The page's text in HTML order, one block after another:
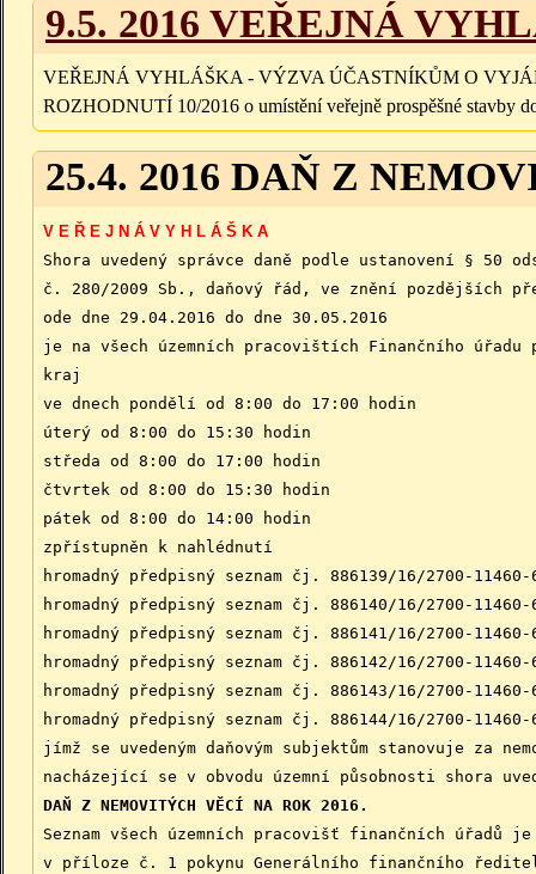
9.5. 2016 VEŘEJNÁ
VEŘEJNÁ VYHLÁŠKA - VÝZVA ÚČASTNÍKŮM O
ROZHODNUTÍ 10/2016 o umístění veřejně prospěšné stavby
25.4. 2016 DAŇ Z
V E Ř E J N Á V Y H L Á Š K A
Shora uvedený správce daně podle ustanovení § 50
č. 280/2009 Sb., daňový řád, ve znění pozdějších
ode dne 29.04.2016 do dne 30.05.2016
je na všech územních pracovištích Finančního úřadu
kraj
ve dnech pondělí od 8:00 do 17:00 hodin
úterý od 8:00 do 15:30 hodin
středa od 8:00 do 17:00 hodin
čtvrtek od 8:00 do 15:30 hodin
pátek od 8:00 do 14:00 hodin
zpřístupněn k nahlédnutí
hromadný předpisný seznam čj. 886139/16/2700-11460-
hromadný předpisný seznam čj. 886140/16/2700-11460-
hromadný předpisný seznam čj. 886141/16/2700-11460-
hromadný předpisný seznam čj. 886142/16/2700-11460-
hromadný předpisný seznam čj. 886143/16/2700-11460-
hromadný předpisný seznam čj. 886144/16/2700-11460-
jímž se uvedeným daňovým subjektům stanovuje za
nacházející se v obvodu územní působnosti shora
DAŇ Z NEMOVITÝCH VĚCÍ NA ROK 2016.
Seznam všech územních pracovišť finančních úřadů je
v příloze č. 1 pokynu Generálního finančního